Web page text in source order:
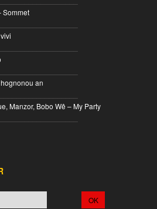
Sommet
an
Manzor, Bobo Wê – My Party